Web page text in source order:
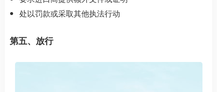
处以罚款或采取其他执法行动
第五、放行